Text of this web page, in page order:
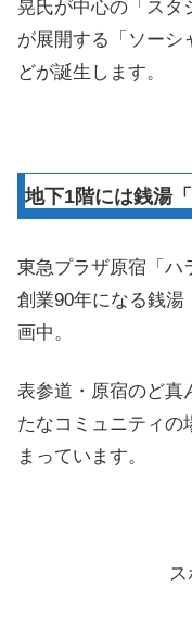
晃氏が中心の「スタ
が展開する「ソーシ
どが誕生します。
地下1階には銭湯
東急プラザ原宿「ハ
創業90年になる銭湯
画中。
表参道・原宿のど真
たなコミュニティの
まっています。